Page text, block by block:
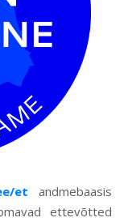
et andmebaasis
ettevõtted